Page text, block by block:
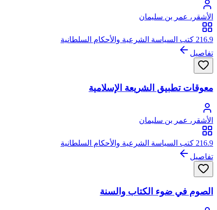
الأشقر، عمر بن سليمان
216.9 كتب السياسة الشرعية والأحكام السلطانية
تفاصيل
معوقات تطبيق الشريعة الإسلامية
الأشقر، عمر بن سليمان
216.9 كتب السياسة الشرعية والأحكام السلطانية
تفاصيل
الصوم في ضوء الكتاب والسنة